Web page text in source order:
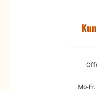
Mo-